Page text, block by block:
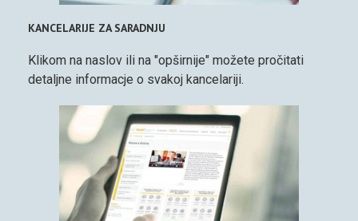
KANCELARIJE ZA SARADNJU
Klikom na naslov ili na "opširnije" možete pročitati
detaljne informacje o svakoj kancelariji.